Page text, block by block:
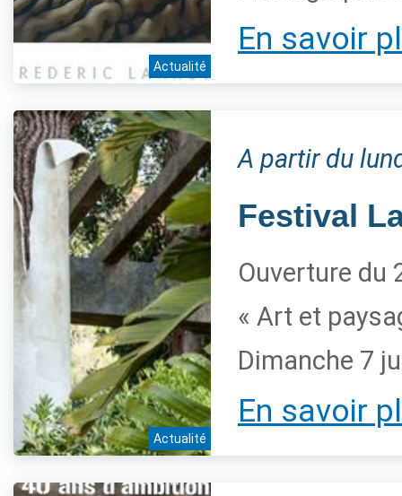
Actualité
En savoir
Actualité
A partir du
Festival
Ouverture du
« Art et
Dimanche 7
En savoir